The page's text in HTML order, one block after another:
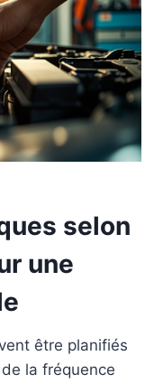
selon
une
être planifiés
la fréquence